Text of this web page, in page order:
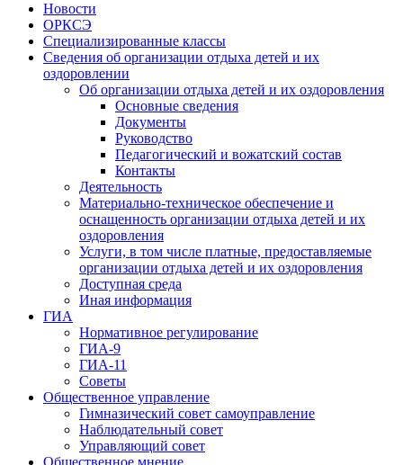
Новости
ОРКСЭ
Специализированные классы
Сведения об организации отдыха детей и их
оздоровлении
Об организации отдыха детей и их оздоровления
Основные сведения
Документы
Руководство
Педагогический и вожатский состав
Контакты
Деятельность
Материально-техническое обеспечение и
оснащенность организации отдыха детей и их
оздоровления
Услуги, в том числе платные, предоставляемые
организации отдыха детей и их оздоровления
Доступная среда
Иная информация
ГИА
Нормативное регулирование
ГИА-9
ГИА-11
Советы
Общественное управление
Гимназический совет самоуправление
Наблюдательный совет
Управляющий совет
Общественное мнение